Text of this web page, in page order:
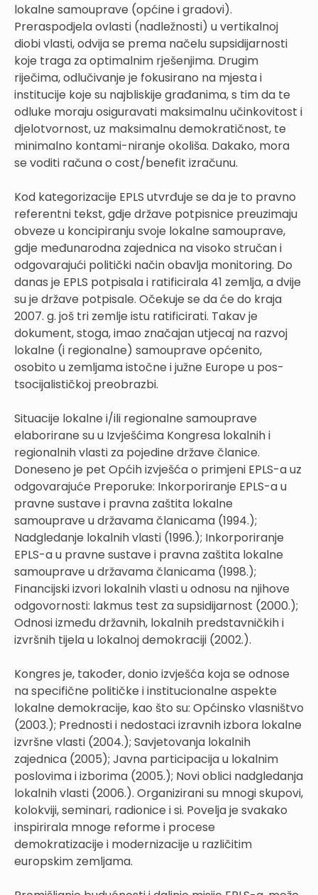
lokalne samouprave (općine i gradovi).
Preraspodjela ovlasti (nadležnosti) u vertikalnoj
diobi vlasti, odvija se prema načelu supsidijarnosti
koje traga za optimalnim rješenjima. Drugim
riječima, odlučivanje je fokusirano na mjesta i
institucije koje su najbliskije građanima, s tim da te
odluke moraju osiguravati maksimalnu učinkovitost i
djelotvornost, uz maksimalnu demokratičnost, te
minimalno kontami-niranje okoliša. Dakako, mora
se voditi računa o cost/benefit izračunu.
Kod kategorizacije EPLS utvrđuje se da je to pravno
referentni tekst, gdje države potpisnice preuzimaju
obveze u koncipiranju svoje lokalne samouprave,
gdje međunarodna zajednica na visoko stručan i
odgovarajući politički način obavlja monitoring. Do
danas je EPLS potpisala i ratificirala 41 zemlja, a dvije
su je države potpisale. Očekuje se da će do kraja
2007. g. još tri zemlje istu ratificirati. Takav je
dokument, stoga, imao značajan utjecaj na razvoj
lokalne (i regionalne) samouprave općenito,
osobito u zemljama istočne i južne Europe u pos-
tsocijalističkoj preobrazbi.
Situacije lokalne i/ili regionalne samouprave
elaborirane su u Izvješćima Kongresa lokalnih i
regionalnih vlasti za pojedine države članice.
Doneseno je pet Općih izvješća o primjeni EPLS-a uz
odgovarajuće Preporuke: Inkorporiranje EPLS-a u
pravne sustave i pravna zaštita lokalne
samouprave u državama članicama (1994.);
Nadgledanje lokalnih vlasti (1996.); Inkorporiranje
EPLS-a u pravne sustave i pravna zaštita lokalne
samouprave u državama članicama (1998.);
Financijski izvori lokalnih vlasti u odnosu na njihove
odgovornosti: lakmus test za supsidijarnost (2000.);
Odnosi između državnih, lokalnih predstavničkih i
izvršnih tijela u lokalnoj demokraciji (2002.).
Kongres je, također, donio izvješća koja se odnose
na specifične političke i institucionalne aspekte
lokalne demokracije, kao što su: Općinsko vlasništvo
(2003.); Prednosti i nedostaci izravnih izbora lokalne
izvršne vlasti (2004.); Savjetovanja lokalnih
zajednica (2005); Javna participacija u lokalnim
poslovima i izborima (2005.); Novi oblici nadgledanja
lokalnih vlasti (2006.). Organizirani su mnogi skupovi,
kolokviji, seminari, radionice i si. Povelja je svakako
inspirirala mnoge reforme i procese
demokratizacije i modernizacije u različitim
europskim zemljama.